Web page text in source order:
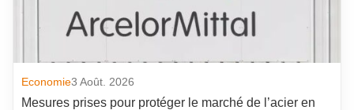
Economie3 Août. 2026
Mesures prises pour protéger le marché de l’acier en